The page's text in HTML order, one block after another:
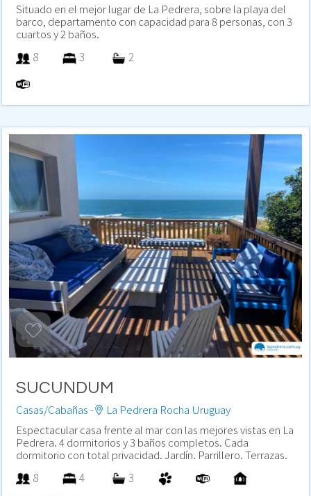
Situado en el mejor lugar de La Pedrera, sobre la playa del
barco, departamento con capacidad para 8 personas, con 3
cuartos y 2 baños.
8 3 2
SUCUNDUM
Casas/Cabañas -
La Pedrera Rocha Uruguay
Espectacular casa frente al mar con las mejores vistas en La
Pedrera. 4 dormitorios y 3 baños completos. Cada
dormitorio con total privacidad. Jardín. Parrillero. Terrazas.
8 4 3